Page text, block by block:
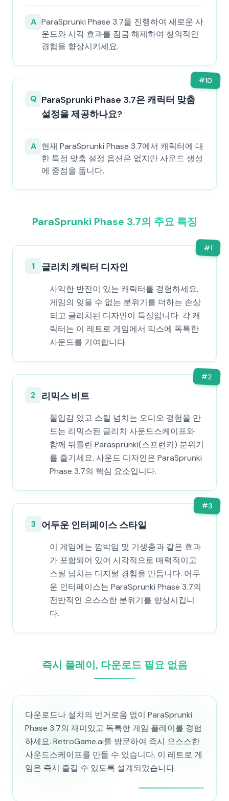
A ParaSprunki Phase 3.7을 진행하여 새로운 사
운드와 시각 효과를 잠금 해제하여 창의적인
경험을 향상시키세요.
#10
Q ParaSprunki Phase 3.7은 캐릭터 맞춤
설정을 제공하나요?
A 현재 ParaSprunki Phase 3.7에서 캐릭터에 대
한 특정 맞춤 설정 옵션은 없지만 사운드 생성
에 중점을 둡니다.
ParaSprunki Phase 3.7의 주요 특징
#1
1 글리치 캐릭터 디자인
사악한 반전이 있는 캐릭터를 경험하세요.
게임의 잊을 수 없는 분위기를 더하는 손상
되고 글리치된 디자인이 특징입니다. 각 캐
릭터는 이 레트로 게임에서 믹스에 독특한
사운드를 기여합니다.
#2
2 리믹스 비트
몰입감 있고 스릴 넘치는 오디오 경험을 만
드는 리믹스된 글리치 사운드스케이프와
함께 뒤틀린 Parasprunki(스프런키) 분위기
를 즐기세요. 사운드 디자인은 ParaSprunki
Phase 3.7의 핵심 요소입니다.
#3
3 어두운 인터페이스 스타일
이 게임에는 깜박임 및 기생충과 같은 효과
가 포함되어 있어 시각적으로 매력적이고
스릴 넘치는 디지털 경험을 만듭니다. 어두
운 인터페이스는 ParaSprunki Phase 3.7의
전반적인 으스스한 분위기를 향상시킵니
다.
즉시 플레이, 다운로드 필요 없음
다운로드나 설치의 번거로움 없이 ParaSprunki
Phase 3.7의 재미있고 독특한 게임 플레이를 경험
하세요. RetroGame.ai를 방문하여 즉시 으스스한
사운드스케이프를 만들 수 있습니다. 이 레트로 게
임은 즉시 즐길 수 있도록 설계되었습니다.